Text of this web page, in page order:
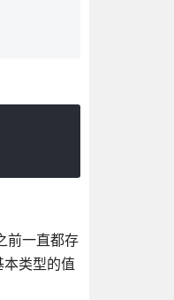
前一直都存
类型的值